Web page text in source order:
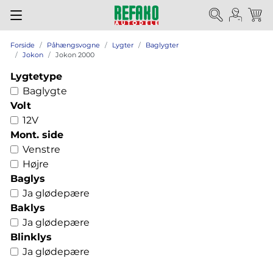
Forside Påhængsvogne Lygter
Baglygter
Jokon
Jokon 2000
Lygtetype
Baglygte
Volt
12V
Mont. side
Venstre
Højre
Baglys
Ja glødepære
Baklys
Ja glødepære
Blinklys
Ja glødepære